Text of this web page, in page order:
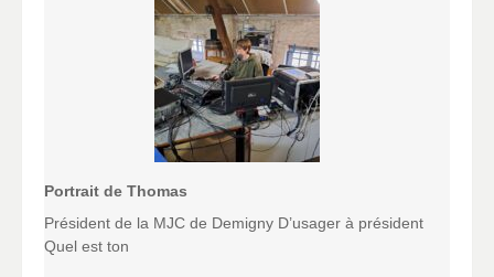
Portrait de Thomas
Président de la MJC de Demigny D’usager à président
Quel est ton